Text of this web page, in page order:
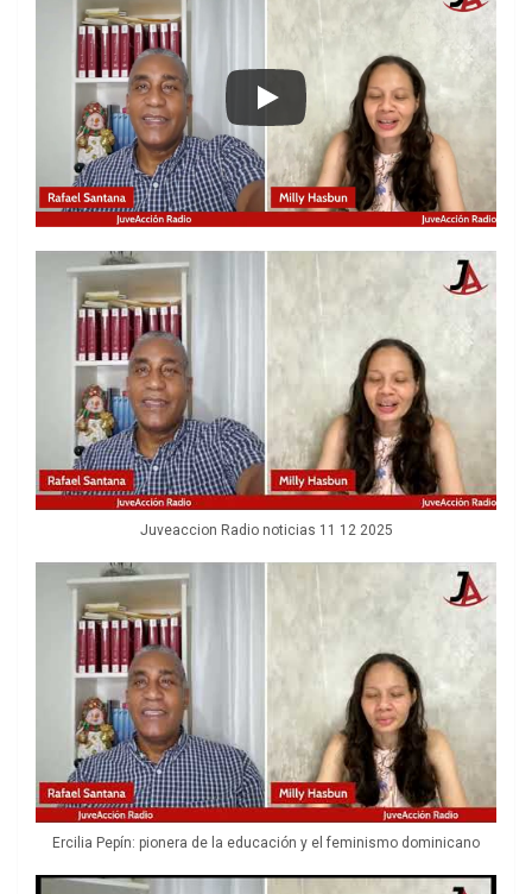
Juveaccion Radio noticias 11 12 2025
Ercilia Pepín: pionera de la educación y el feminismo dominicano